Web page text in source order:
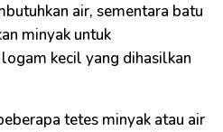
air, sementara batu
minyak untuk
kecil yang dihasilkan
tetes minyak atau air